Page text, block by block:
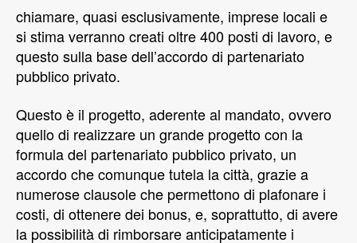
chiamare, quasi esclusivamente, imprese locali e
si stima verranno creati oltre 400 posti di lavoro, e
questo sulla base dell’accordo di partenariato
pubblico privato.
Questo è il progetto, aderente al mandato, ovvero
quello di realizzare un grande progetto con la
formula del partenariato pubblico privato, un
accordo che comunque tutela la città, grazie a
numerose clausole che permettono di plafonare i
costi, di ottenere dei bonus, e, soprattutto, di avere
la possibilità di rimborsare anticipatamente i